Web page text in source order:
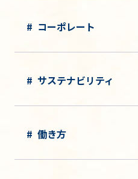
コーポレート
サステナビリティ
働き方